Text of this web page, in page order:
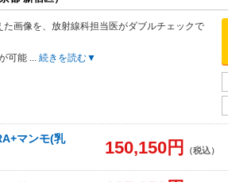
画像を、放射線科担当医がダブルチェックで
可能 ... 続きを読む▼
マンモ(乳
150,150円 （税込）